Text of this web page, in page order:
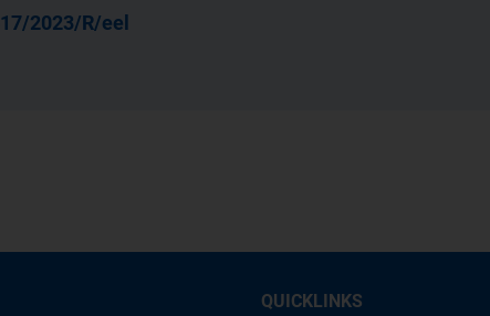
2023/R/eel
QUICKLINKS